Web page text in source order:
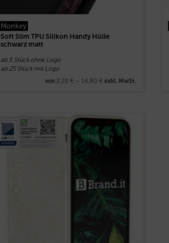
Monkey
Soft Slim TPU Silikon Handy Hülle
schwarz matt
ab 5 Stück ohne Logo
ab 25 Stück mit Logo
von 2,20 € – 14,80 € exkl. MwSt.